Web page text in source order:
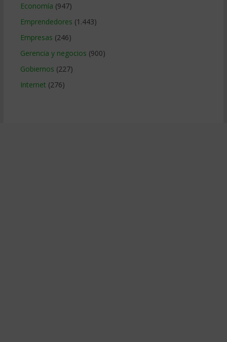
Economía (947)
Emprendedores (1.443)
Empresas (246)
Gerencia y negocios (900)
Gobiernos (227)
Internet (276)